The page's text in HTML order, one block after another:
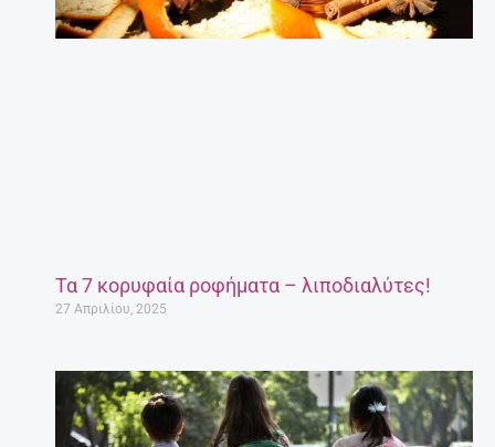
Τα 7 κορυφαία ροφήματα – λιποδιαλύτες!
27 Απριλίου, 2025